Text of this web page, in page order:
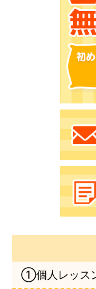
①個人レッス